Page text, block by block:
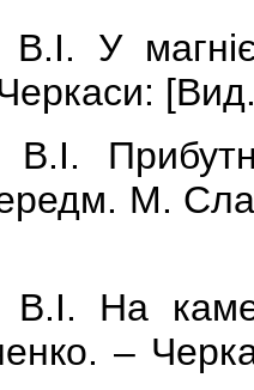
В.І. У
[
В.І.
М.
В.І. На
–